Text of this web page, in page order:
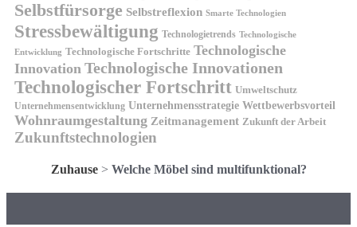
Selbstfürsorge Selbstreflexion Smarte Technologien
Stressbewältigung Technologietrends Technologische
Entwicklung Technologische Fortschritte Technologische
Innovation Technologische Innovationen
Technologischer Fortschritt Umweltschutz
Unternehmensentwicklung Unternehmensstrategie Wettbewerbsvorteil
Wohnraumgestaltung Zeitmanagement Zukunft der Arbeit
Zukunftstechnologien
Zuhause> Welche Möbel sind multifunktional?